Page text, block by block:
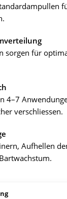
sorgen für
4–7
verschliessen.
Aufhellen